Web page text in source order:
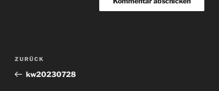
Beitragsnavigation
Vorheriger
Beitrag
ZURÜCK
kw20230728